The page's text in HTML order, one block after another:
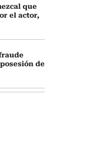
que
el actor,
de